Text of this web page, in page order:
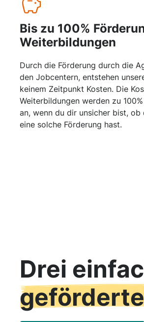
Bis zu 100%
Weiterbildungen
Durch die Förderung durch die
den Jobcentern, entstehen
keinem Zeitpunkt Kosten. Die
Weiterbildungen werden zu
an, wenn du dir unsicher bist, ob
eine solche Förderung hast.
Drei